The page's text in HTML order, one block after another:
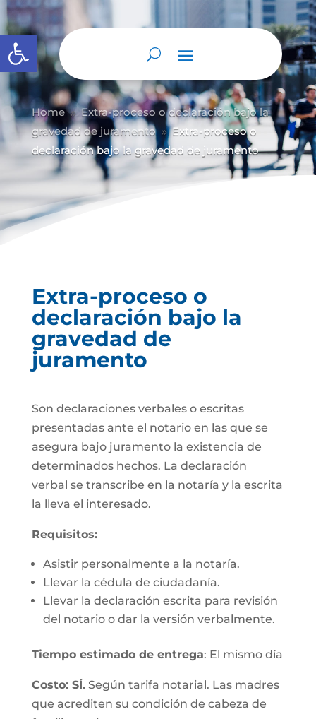
Abrir barra de herramientas
Home 9 Extra-proceso o declaración bajo la
gravedad de juramento 9 Extra-proceso o
declaración bajo la gravedad de juramento
Extra-proceso o
declaración bajo la
gravedad de
juramento
Son declaraciones verbales o escritas
presentadas ante el notario en las que se
asegura bajo juramento la existencia de
determinados hechos. La declaración
verbal se transcribe en la notaría y la escrita
la lleva el interesado.
Requisitos:
Asistir personalmente a la notaría.
Llevar la cédula de ciudadanía.
Llevar la declaración escrita para revisión
del notario o dar la versión verbalmente.
Tiempo estimado de entrega: El mismo día
Costo: SÍ.Según tarifa notarial. Las madres
que acrediten su condición de cabeza de